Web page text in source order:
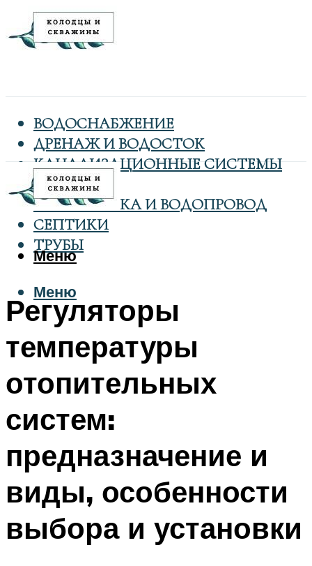
ВОДОСНАБЖЕНИЕ
ДРЕНАЖ И ВОДОСТОК
КАНАЛИЗАЦИОННЫЕ СИСТЕМЫ
КОЛОДЦЫ
САНТЕХНИКА И ВОДОПРОВОД
СЕПТИКИ
ТРУБЫ
Меню
Меню
Регуляторы
температуры
отопительных
систем:
предназначение и
виды, особенности
выбора и установки